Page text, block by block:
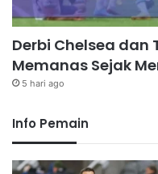
Derbi Chelsea
Memanas Sejak
5 hari ago
Info Pemain